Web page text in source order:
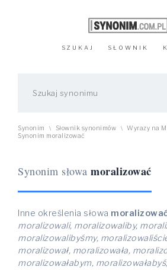
SZUKAJ SŁOWNIK
Synonim \ Słownik synonimów \ Wyrazy na
Synonim moralizować
Synonim słowa moralizować
Inne określenia słowa
moralizowali, moralizowaliby,
moralizowalibyśmy,
moralizował, moralizowała,
moralizowałabym,